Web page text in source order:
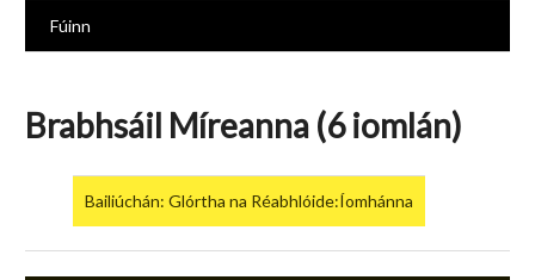
Fúinn
Brabhsáil Míreanna (6 iomlán)
Bailiúchán: Glórtha na Réabhlóide:Íomhánna